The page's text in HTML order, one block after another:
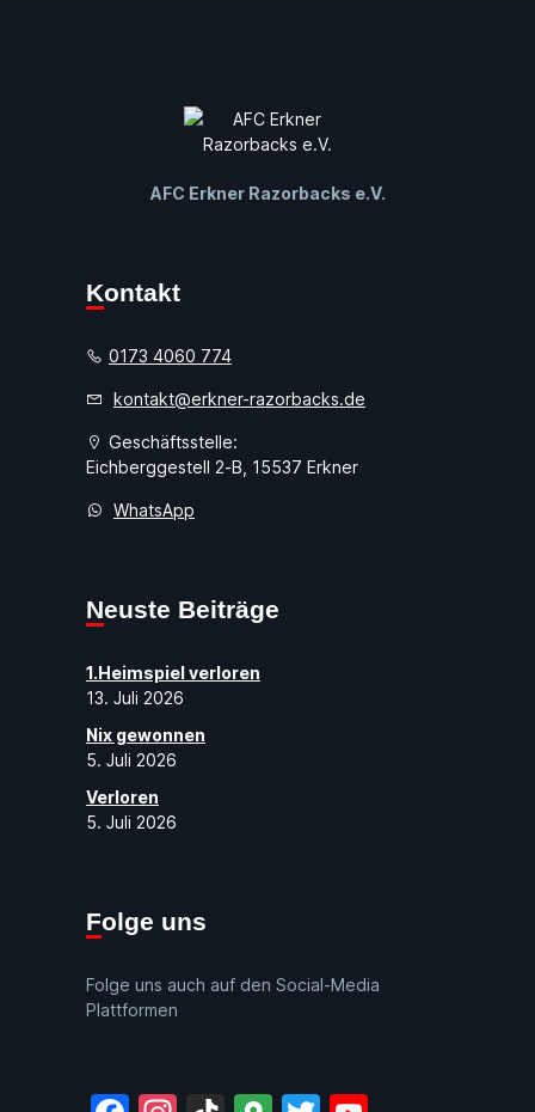
AFC Erkner Razorbacks e.V.
Kontakt
0173 4060 774
kontakt@erkner-razorbacks.de
Geschäftsstelle:
Eichberggestell 2-B, 15537 Erkner
WhatsApp
Neuste Beiträge
1.Heimspiel verloren
13. Juli 2026
Nix gewonnen
5. Juli 2026
Verloren
5. Juli 2026
Folge uns
Folge uns auch auf den Social-Media
Plattformen